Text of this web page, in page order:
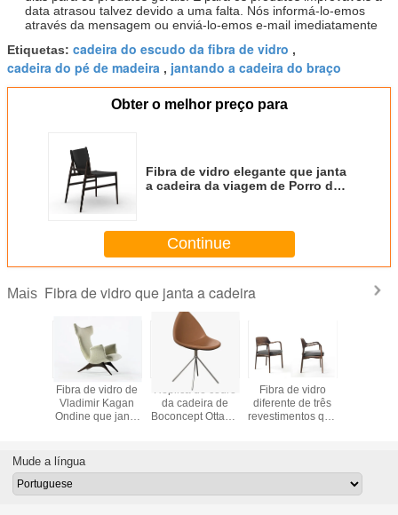
data atrasou talvez devido a uma falta. Nós informá-lo-emos
através da mensagem ou enviá-lo-emos e-mail imediatamente
Etiquetas: cadeira do escudo da fibra de vidro ,
cadeira do pé de madeira , jantando a cadeira do braço
Obter o melhor preço para
Fibra de vidro elegante que janta
a cadeira da viagem de Porro da
Continue
Mais Fibra de vidro que janta a cadeira
Fibra de vidro de
Vladimir Kagan
Ondine que janta
cadeira várias
Réplica de couro
da cadeira de
Boconcept Ottawa
Fibra de vidro
diferente de três
revestimentos que
Mude a língua